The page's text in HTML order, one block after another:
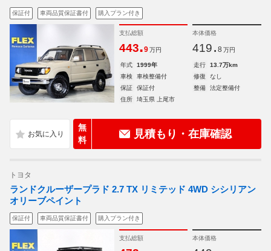
保証付 車両品質保証書付 購入プラン付き
支払総額
443.9 万円
本体価格
419. 8 万円
年式 1999年 走行
13.7万km
車検
車検整備付 修復
なし
保証
保証付 整備
法定整備付
住所
埼玉県 上尾市
無
料
見積もり・在庫確認
トヨタ
ランドクルーザープラド 2.7 TX リミテッド 4WD シシリアン
オリーブペイント
保証付 車両品質保証書付 購入プラン付き
支払総額 本体価格